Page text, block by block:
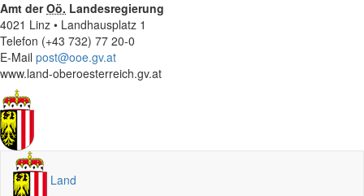
Amt derOö. Landesregierung
4021 Linz • Landhausplatz 1
Telefon (+43 732) 77 20-0
E-Mail post@ooe.gv.at
www.land-oberoesterreich.gv.at
Land